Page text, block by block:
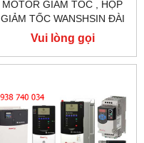
MOTOR GIẢM TỐC , HỘP
GIẢM TỐC WANSHSIN ĐÀI
LOAN 1.5KW 1500W 2HP AC
BA PHA 220 V / 380V
Vui lòng gọi